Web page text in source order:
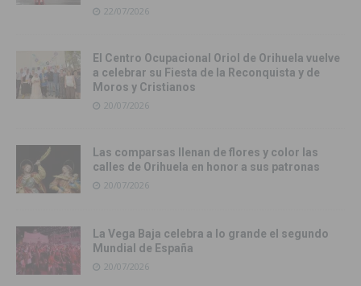
22/07/2026
El Centro Ocupacional Oriol de Orihuela vuelve
a celebrar su Fiesta de la Reconquista y de
Moros y Cristianos
20/07/2026
Las comparsas llenan de flores y color las
calles de Orihuela en honor a sus patronas
20/07/2026
La Vega Baja celebra a lo grande el segundo
Mundial de España
20/07/2026